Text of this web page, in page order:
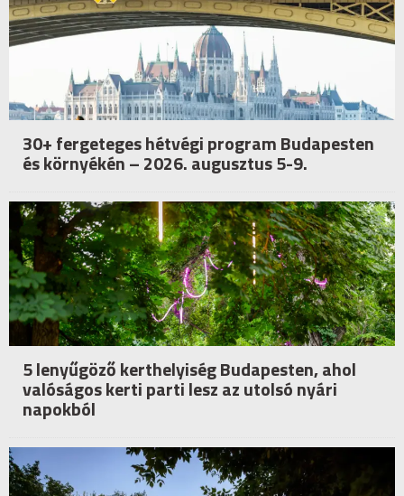
30+ fergeteges hétvégi program Budapesten
és környékén – 2026. augusztus 5-9.
5 lenyűgöző kerthelyiség Budapesten, ahol
valóságos kerti parti lesz az utolsó nyári
napokból